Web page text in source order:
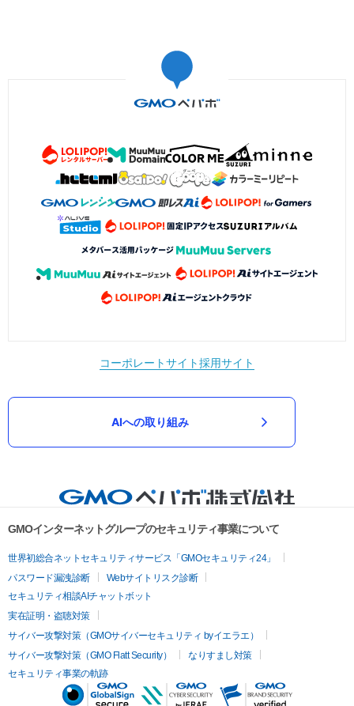
コーポレートサイト採用サイト
AIへの取り組み
GMOインターネットグループのセキュリティ事業について
世界初総合ネットセキュリティサービス「GMOセキュリティ24」
パスワード漏洩診断
Webサイトリスク診断
セキュリティ相談AIチャットボット
実在証明・盗聴対策
サイバー攻撃対策（GMOサイバーセキュリティ byイエラエ）
サイバー攻撃対策（GMO Flatt Security）
なりすまし対策
セキュリティ事業の軌跡